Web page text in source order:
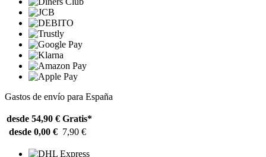
Gastos de envío para España
desde 54,90 € Gratis*
desde 0,00 € 7,90 €